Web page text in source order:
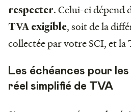
respecter. Celui-ci dépend
TVA exigible, soit de la
collectée par votre SCI, et
Les échéances pour
réel simplifié de TVA